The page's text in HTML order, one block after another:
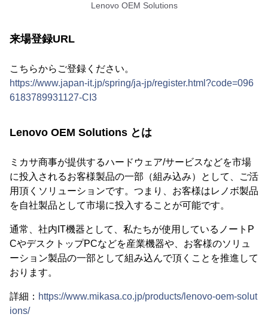
Lenovo OEM Solutions
来場登録URL
こちらからご登録ください。
https://www.japan-it.jp/spring/ja-jp/register.html?code=096
6183789931127-CI3
Lenovo OEM Solutions とは
ミカサ商事が提供するハードウェア/サービスなどを市場
に投入されるお客様製品の一部（組み込み）として、ご活
用頂くソリューションです。つまり、お客様はレノボ製品
を自社製品として市場に投入することが可能です。
通常、社内IT機器として、私たちが使用しているノートP
CやデスクトップPCなどを産業機器や、お客様のソリュ
ーション製品の一部として組み込んで頂くことを推進して
おります。
詳細： https://www.mikasa.co.jp/products/lenovo-oem-solut
ions/